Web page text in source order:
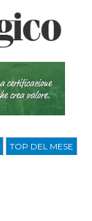
TOP DEL MESE